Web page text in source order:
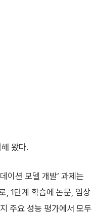
왔다.
이션 모델 개발’ 과제는
, 1단계 학습에 논문, 임상
주요 성능 평가에서 모두